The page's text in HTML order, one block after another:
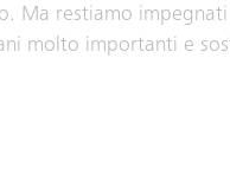
Ma restiamo
molto importanti e